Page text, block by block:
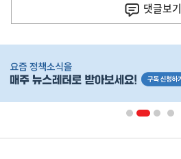
다
음
기
댓글보기
단
영